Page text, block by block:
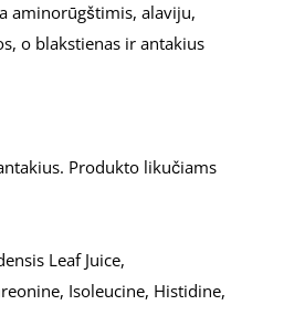
aminorūgštimis, alaviju,
o blakstienas ir antakius
Produkto likučiams
Leaf Juice,
Isoleucine, Histidine,